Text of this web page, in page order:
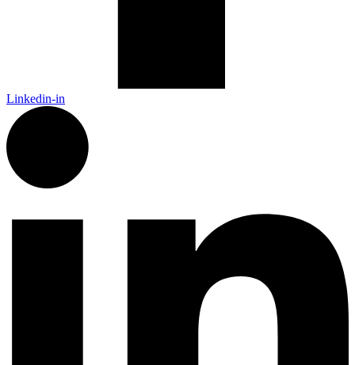
Linkedin-in